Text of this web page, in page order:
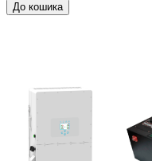
До кошика